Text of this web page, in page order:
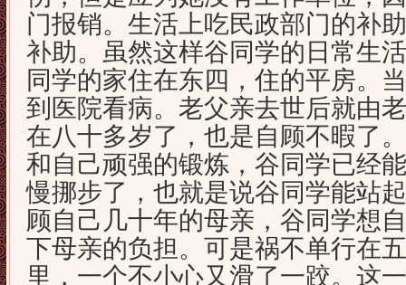
门报销。生活上吃民政部门的补
补助。虽然这样谷同学的日常生
同学的家住在东四，住的平房。
到医院看病。老父亲去世后就由
在八十多岁了，也是自顾不暇了
和自己顽强的锻炼，谷同学已经
慢挪步了，也就是说谷同学能站
顾自己几十年的母亲，谷同学想
下母亲的负担。可是祸不单行在
里，一个不小心又滑了一跤。这